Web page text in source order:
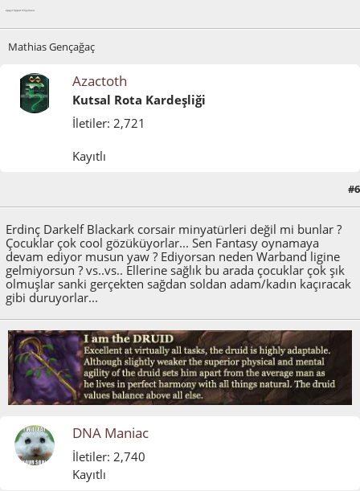
äppyt tipput hilijalleen.
Mathias Gençağaç
Azactoth
Kutsal Rota Kardeşliği
İletiler: 2,721
Kayıtlı
#6
Erdinç Darkelf Blackark corsair minyatürleri değil mi bunlar ?
Çocuklar çok cool gözüküyorlar... Sen Fantasy oynamaya
devam ediyor musun yaw ? Ediyorsan neden Warband ligine
gelmiyorsun ? vs..vs.. Ellerine sağlık bu arada çocuklar çok şık
olmuşlar sanki gerçekten sağdan soldan adam/kadın kaçıracak
gibi duruyorlar...
DNA Maniac
İletiler: 2,740
Kayıtlı